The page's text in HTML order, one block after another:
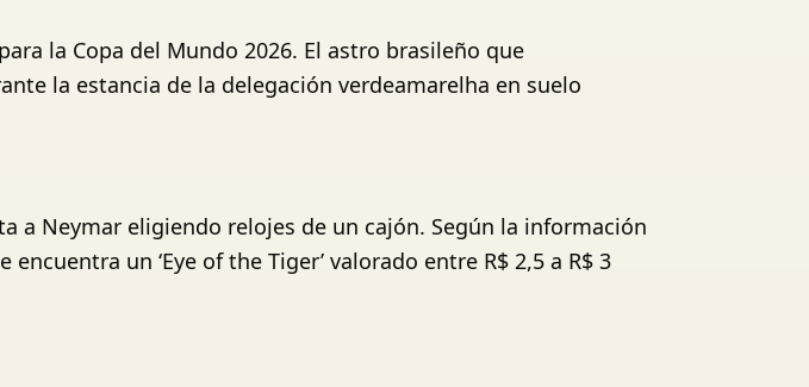
la Copa del Mundo 2026. El astro brasileño que
la estancia de la delegación verdeamarelha en suelo
a Neymar eligiendo relojes de un cajón. Según la información
un ‘Eye of the Tiger’ valorado entre R$ 2,5 a R$ 3